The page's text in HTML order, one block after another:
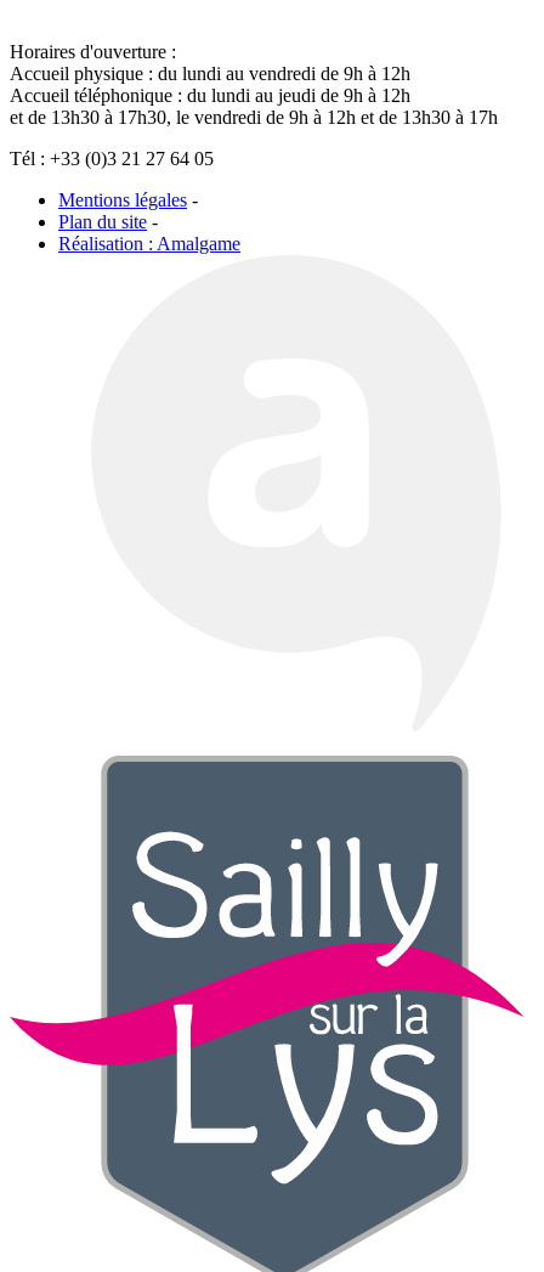
Horaires d'ouverture :
Accueil physique : du lundi au vendredi de 9h à 12h
Accueil téléphonique : du lundi au jeudi de 9h à 12h
et de 13h30 à 17h30, le vendredi de 9h à 12h et de 13h30 à 17h
Tél : +33 (0)3 21 27 64 05
Mentions légales -
Plan du site -
Réalisation : Amalgame